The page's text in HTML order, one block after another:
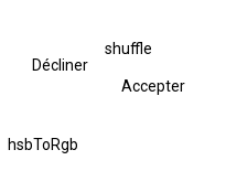
Décliner
shuffle
Accepter
hsbToRgb